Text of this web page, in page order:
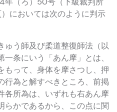
においては次のように判示
ゅう師及び柔道整復師法（以
条にいう「あん摩」とは、
もって、身体を摩さつし、押
行為と解すべきところ、前掲
各所為は、いずれも右あん摩
らかであるから、この点に関